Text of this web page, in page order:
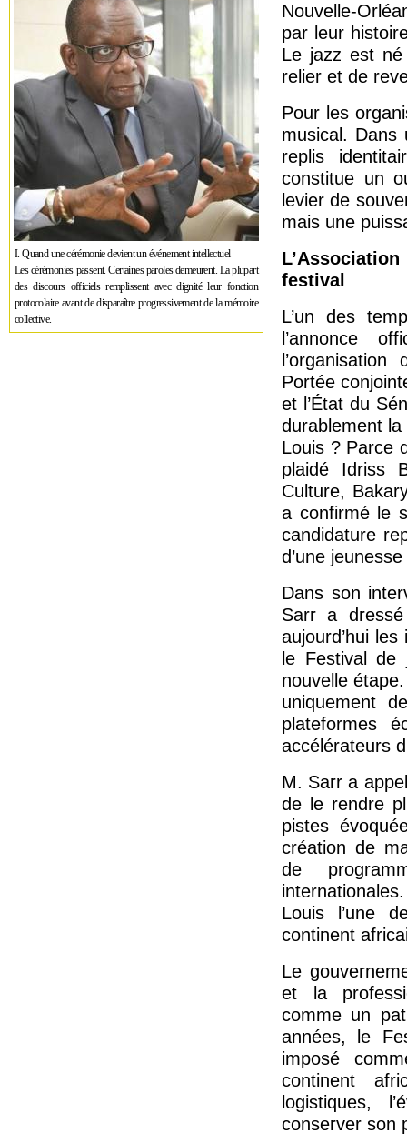
I. Quand une cérémonie devient un événement intellectuel
Les cérémonies passent. Certaines paroles demeurent. La plupart
des discours officiels remplissent avec dignité leur fonction
protocolaire avant de disparaître progressivement de la mémoire
collective.
Nouvelle-
par leur
Le jazz est né
relier et de
Pour les
musical. Dans
replis
constitue un
levier de
mais une
festival
L’un des
l’annonce
Portée
et l’État du
durablement
Louis ? Parce
plaidé Idriss
Culture,
a confirmé le
candidature
d’une
Dans son
Sarr a
aujourd’hui
le Festival de
nouvelle
uniquement
plateformes
accélérateurs
M. Sarr a
de le rendre
pistes
création de
de
Louis l’une
continent
Le
et la
comme un
années, le
imposé
continent
logistiques,
conserver son